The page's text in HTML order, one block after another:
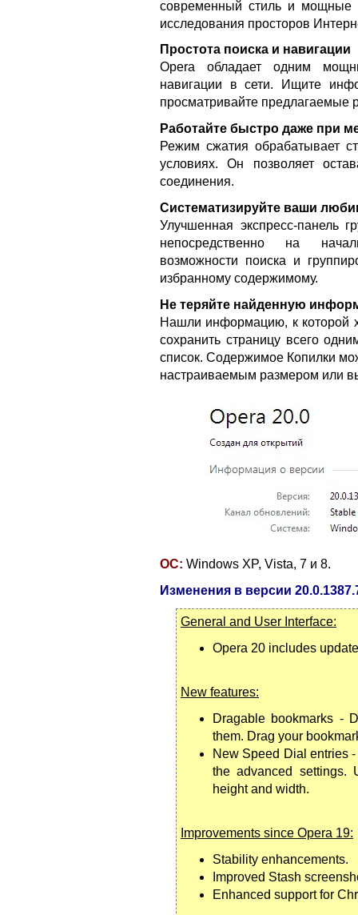
современный стиль и мощные
исследования просторов
Простота поиска и навигации
Opera обладает одним
навигации в сети. Ищите
просматривайте предлагаемые
Работайте быстро даже при
Режим сжатия обрабатывает
условиях. Он позволяет
соединения.
Систематизируйте ваши
Улучшенная экспресс-панель
непосредственно на
возможности поиска и
избранному содержимому.
Не теряйте найденную
Нашли информацию, к которой
сохранить страницу всего
список. Содержимое Копилки
настраиваемым размером или
ОС: Windows XP, Vista, 7 и 8.
Изменения в версии
General and User Interface:
Opera 20 includes
New features:
Dragable bookmarks -
them. Drag your
New Speed Dial entries
the advanced settings.
height and width.
Improvements since Opera 19:
Stability enhancements.
Improved Stash
Enhanced support for